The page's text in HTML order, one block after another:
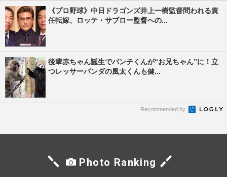
《プロ野球》中日ドラゴンズ井上一樹監督問われる責
任転嫁、ロッテ・サブロー監督への...
後輩赤ちゃん誕生でパンチくんが“お兄ちゃん”に！立
つレッサーパンダの風太くんも健...
Recommended by
Photo Ranking